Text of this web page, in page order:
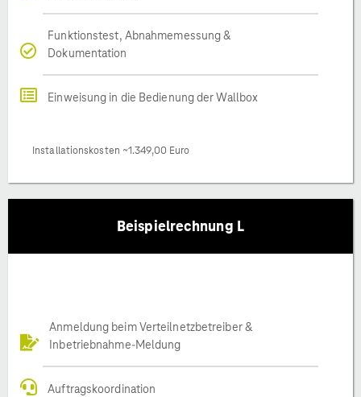
Funktionstest, Abnahmemessung &
Dokumentation
Einweisung in die Bedienung der Wallbox
Installationskosten ~1.349,00 Euro
Beispielrechnung L
Anmeldung beim Verteilnetzbetreiber &
Inbetriebnahme-Meldung
Auftragskoordination